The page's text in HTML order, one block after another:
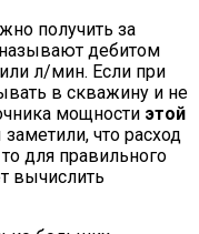
получить за
дебитом
л/мин. Если при
в скважину и не
мощности этой
что расход
для правильного
вычислить